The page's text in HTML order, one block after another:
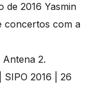
de 2016 Yasmin
concertos com a
2.